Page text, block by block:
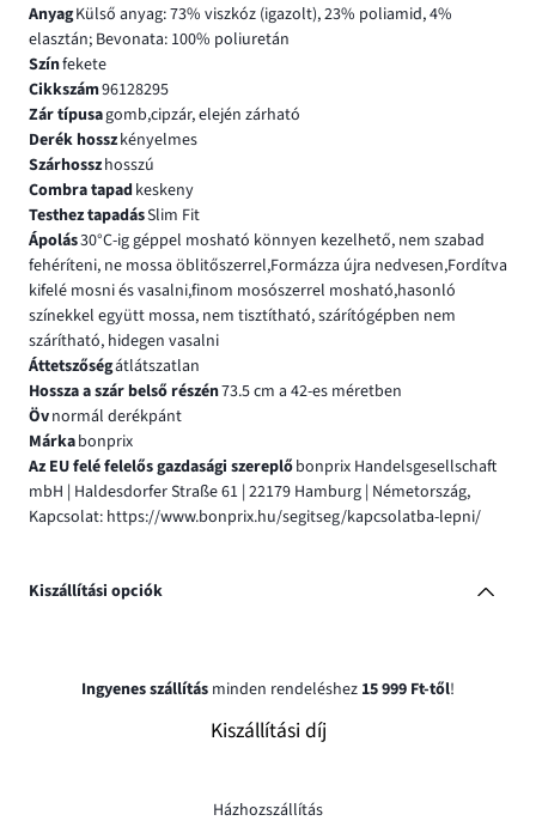
AnyagKülső anyag: 73% viszkóz (igazolt), 23% poliamid, 4%
elasztán; Bevonata: 100% poliuretán
Színfekete
Cikkszám96128295
Zár típusagomb,cipzár, elején zárható
Derék hosszkényelmes
Szárhosszhosszú
Combra tapadkeskeny
Testhez tapadásSlim Fit
Ápolás30°C-ig géppel mosható könnyen kezelhető, nem szabad
fehéríteni, ne mossa öblitőszerrel,Formázza újra nedvesen,Fordítva
kifelé mosni és vasalni,finom mosószerrel mosható,hasonló
színekkel együtt mossa, nem tisztítható, szárítógépben nem
szárítható, hidegen vasalni
Áttetszőségátlátszatlan
Hossza a szár belső részén73.5 cm a 42-es méretben
Övnormál derékpánt
Márkabonprix
Az EU felé felelős gazdasági szereplőbonprix Handelsgesellschaft
mbH | Haldesdorfer Straße 61 | 22179 Hamburg | Németország,
Kapcsolat: https://www.bonprix.hu/segitseg/kapcsolatba-lepni/
Kiszállítási opciók
Ingyenes szállítás minden rendeléshez 15 999 Ft-től!
Kiszállítási díj
Házhozszállítás